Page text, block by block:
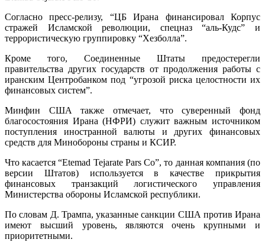
Согласно пресс-релизу, “ЦБ Ирана финансировал Корпус
стражей Исламской революции, спецназ “аль-Кудс” и
террористическую группировку “Хезболла”.
Кроме того, Соединенные Штаты предостерегли
правительства других государств от продолжения работы с
иранским Центробанком под “угрозой риска целостности их
финансовых систем”.
Минфин США также отмечает, что суверенный фонд
благосостояния Ирана (НФРИ) служит важным источником
поступления иностранной валюты и других финансовых
средств для Минобороны страны и КСИР.
Что касается “Etemad Tejarate Pars Co”, то данная компания (по
версии Штатов) используется в качестве прикрытия
финансовых транзакций логистического управления
Министерства обороны Исламской республики.
По словам Д. Трампа, указанные санкции США против Ирана
имеют высший уровень, являются очень крупными и
приоритетными.